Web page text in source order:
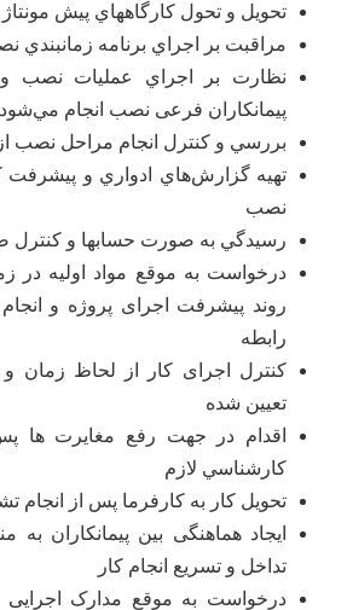
تحويل و تحول كارگاههاي پيش
مراقبت بر اجراي برنامه زمانبندي
نظارت بر اجراي عمليات نصب و
پيمانكاران فرعی نصب انجام
بررسي و كنترل انجام مراحل نصب
تهيه گزارش‌هاي ادواري و
نصب
رسيدگي به صورت حسابها و
درخواست به موقع مواد اوليه در
روند پیشرفت اجرای پروژه و
رابطه
کنترل اجرای کار از لحاظ زمان
تعيين شده
اقدام در جهت رفع مغایرت ها
كارشناسي لازم
تحویل کار به کارفرما پس از انجام
ایجاد هماهنگی بین پیمانکاران به
تداخل و تسریع انجام کار
درخواست به موقع مدارک